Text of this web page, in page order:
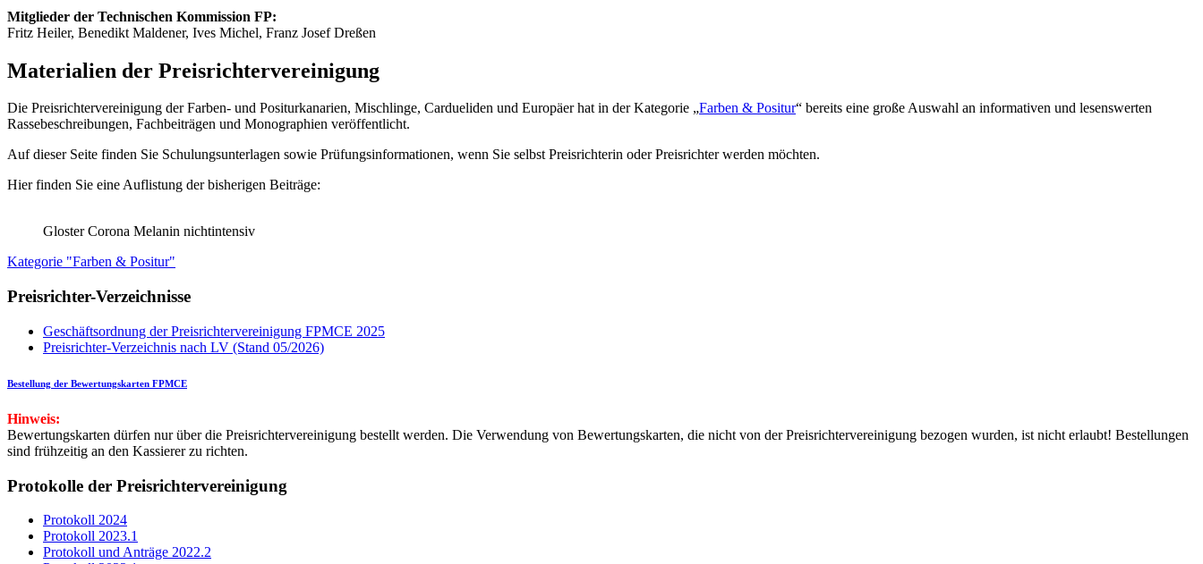
Mitglieder der Technischen Kommission FP:
Fritz Heiler, Benedikt Maldener, Ives Michel, Franz Josef Dreßen
Materialien der Preisrichtervereinigung
Die Preisrichtervereinigung der Farben- und Positurkanarien, Mischlinge, Cardueliden und Europäer hat in der Kategorie „Farben & Positur“ bereits eine große Auswahl an informativen und lesenswerten
Rassebeschreibungen, Fachbeiträgen und Monographien veröffentlicht.
Auf dieser Seite finden Sie Schulungsunterlagen sowie Prüfungsinformationen, wenn Sie selbst Preisrichterin oder Preisrichter werden möchten.
Hier finden Sie eine Auflistung der bisherigen Beiträge:
Gloster Corona Melanin nichtintensiv
Kategorie "Farben & Positur"
Preisrichter-Verzeichnisse
Geschäftsordnung der Preisrichtervereinigung FPMCE 2025
Preisrichter-Verzeichnis nach LV (Stand 05/2026)
Bestellung der Bewertungskarten FPMCE
Hinweis:
Bewertungskarten dürfen nur über die Preisrichtervereinigung bestellt werden. Die Verwendung von Bewertungskarten, die nicht von der Preisrichtervereinigung bezogen wurden, ist nicht erlaubt! Bestellungen
sind frühzeitig an den Kassierer zu richten.
Protokolle der Preisrichtervereinigung
Protokoll 2024
Protokoll 2023.1
Protokoll und Anträge 2022.2